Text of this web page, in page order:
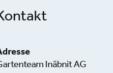
Inäbnit AG